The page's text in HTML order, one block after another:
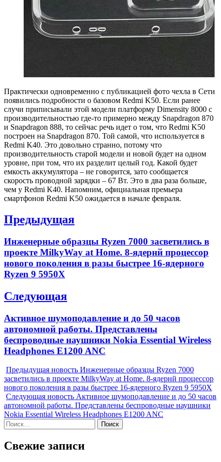
Практически одновременно с публикацией фото чехла в Сети
появились подробности о базовом Redmi K50. Если ранее
случи приписывали этой модели платформу Dimensity 8000 с
производительностью где-то примерно между Snapdragon 870
и Snapdragon 888, то сейчас речь идет о том, что Redmi K50
построен на Snapdragon 870. Той самой, что используется в
Redmi K40. Это довольно странно, потому что
производительность старой модели и новой будет на одном
уровне, при том, что их разделит целый год. Какой будет
емкость аккумулятора – не говорится, зато сообщается
скорость проводной зарядки – 67 Вт. Это в два раза больше,
чем у Redmi K40. Напомним, официальная премьера
смартфонов Redmi K50 ожидается в начале февраля.
Навигация
записям
Предыдущая
Previous
Инженерные образцы Ryzen 7000 засветились в
проекте MilkyWay at Home. 8-ядернй процессор
нового поколения в разы быстрее 16-ядерного
Ryzen 9 5950X
Следующая
Next
Активное шумоподавление и до 50 часов
автономной работы. Представлены
беспроводные наушники Nokia Essential Wireless
Headphones E1200 ANC
Предыдущая новость Инженерные образцы Ryzen 7000
засветились в проекте MilkyWay at Home. 8-ядернй процессор
нового поколения в разы быстрее 16-ядерного Ryzen 9 5950X
Следующая новость Активное шумоподавление и до 50 часов
автономной работы. Представлены беспроводные наушники
Nokia Essential Wireless Headphones E1200 ANC
Найти:
Свежие записи